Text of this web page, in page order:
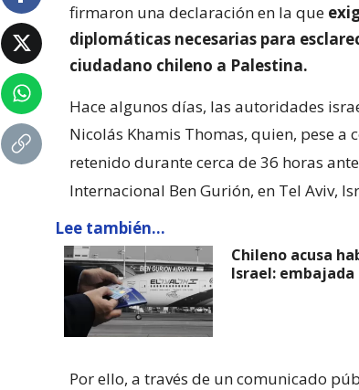
firmaron una declaración en la que
diplomáticas necesarias para
ciudadano chileno a Palestina.
Hace algunos días, las autoridades
Nicolás Khamis Thomas, quien, pese a
retenido durante cerca de 36 horas
Internacional Ben Gurión, en Tel Aviv,
Lee también...
Chileno acusa
Israel:
Por ello, a través de un comunicado